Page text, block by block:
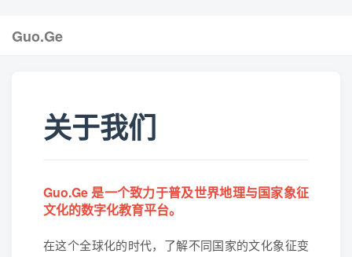
Guo.Ge
关于我们
Guo.Ge 是一个致力于普及世界地理与国家象征
文化的数字化教育平台。
在这个全球化的时代，了解不同国家的文化象征变